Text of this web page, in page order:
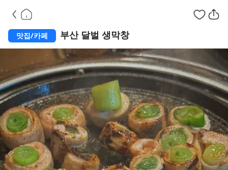
맛집/카페 부산 달벌 생막창부산 동래구 안락동